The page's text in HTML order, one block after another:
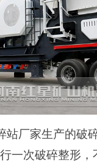
站厂家生产的破
一次破碎整形，